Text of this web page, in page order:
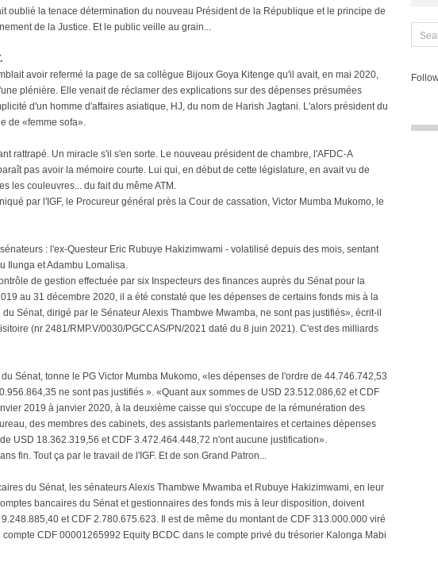
oublié la tenace détermination du nouveau Président de la République et le principe de
de la Justice. Et le public veille au grain...
avoir refermé la page de sa collègue Bijoux Goya Kitenge qu'il avait, en mai 2020,
plénière. Elle venait de réclamer des explications sur des dépenses présumées
d'un homme d'affaires asiatique, HJ, du nom de Harish Jagtani. L'alors président du
de «femme sofa».
rattrapé. Un miracle s'il s'en sorte. Le nouveau président de chambre, l'AFDC-A
pas avoir la mémoire courte. Lui qui, en début de cette législature, en avait vu de
les couleuvres... du fait du même ATM.
par l'IGF, le Procureur général près la Cour de cassation, Victor Mumba Mukomo, le
: l'ex-Questeur Eric Rubuye Hakizimwami - volatilisé depuis des mois, sentant
Ilunga et Adambu Lomalisa.
de gestion effectuée par six Inspecteurs des finances auprès du Sénat pour la
au 31 décembre 2020, il a été constaté que les dépenses de certains fonds mis à la
Sénat, dirigé par le Sénateur Alexis Thambwe Mwamba, ne sont pas justifiés», écrit-il
(nr 2481/RMP.V/0030/PGCCAS/PN/2021 daté du 8 juin 2021). C'est des milliards
Sénat, tonne le PG Victor Mumba Mukomo, «les dépenses de l'ordre de 44.746.742,53
ne sont pas justifiés ». «Quant aux sommes de USD 23.512.086,62 et CDF
2019 à janvier 2020, à la deuxième caisse qui s'occupe de la rémunération des
des membres des cabinets, des assistants parlementaires et certaines dépenses
USD 18.362.319,56 et CDF 3.472.464.448,72 n'ont aucune justification».
fin. Tout ça par le travail de l'IGF. Et de son Grand Patron...
du Sénat, les sénateurs Alexis Thambwe Mwamba et Rubuye Hakizimwami, en leur
bancaires du Sénat et gestionnaires des fonds mis à leur disposition, doivent
et CDF 2.780.675.623. Il est de même du montant de CDF 313.000.000 viré
CDF 00001265992 Equity BCDC dans le compte privé du trésorier Kalonga Mabi